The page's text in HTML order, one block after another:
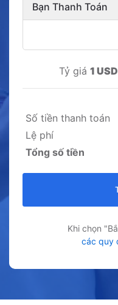
Bạn Thanh Toán
Tỷ giá 1 USD
Số tiền thanh toán
Lệ phí
Tổng số tiền
Khi chọn
các quy